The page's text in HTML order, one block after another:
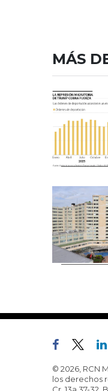
MÁS
© 2026, RCN
los derechos